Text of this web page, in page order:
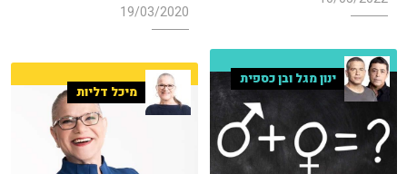
19/03/2020
ינון מגל ובן כספית
מיכל דליות